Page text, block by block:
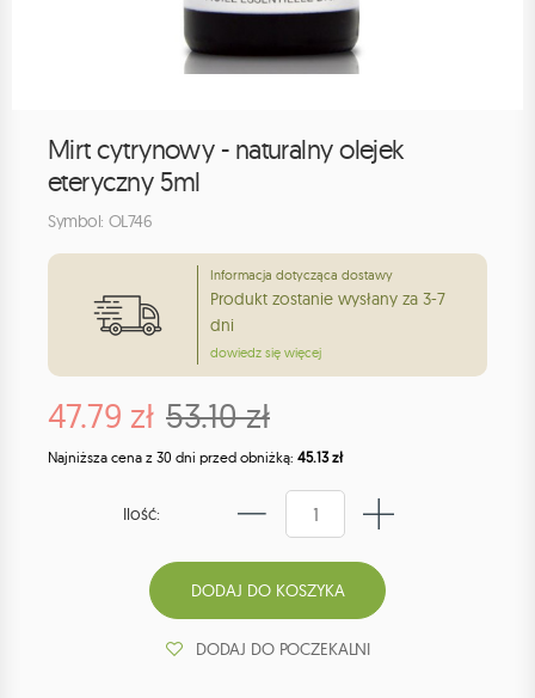
Mirt cytrynowy - naturalny olejek
eteryczny 5ml
Symbol: OL746
Informacja dotycząca dostawy
Produkt zostanie wysłany za 3-7
dni
dowiedz się więcej
47.79 zł 53.10 zł
Najniższa cena z 30 dni przed obniżką: 45.13 zł
Ilość:
DODAJ DO POCZEKALNI